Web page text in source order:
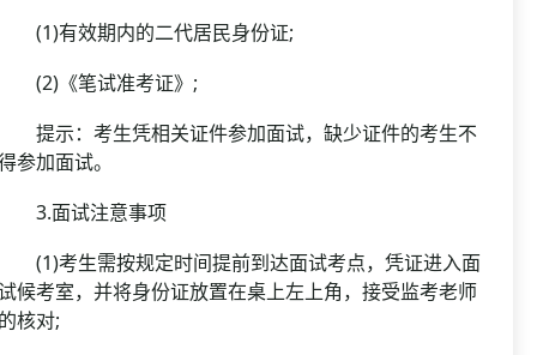
有效期内的二代居民身份证;
《笔试准考证》;
示：考生凭相关证件参加面试，缺少证件的考生不
参加面试。
面试注意事项
考生需按规定时间提前到达面试考点，凭证进入面
候考室，并将身份证放置在桌上左上角，接受监考老师
核对;